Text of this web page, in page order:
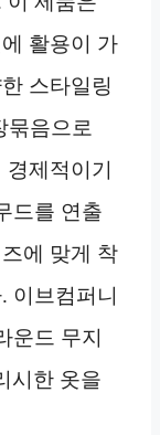
활용이 가
스타일링
묶음으로
제적이기
드를 연출
에 맞게 착
이브컴퍼니
운드 무지
시한 옷을